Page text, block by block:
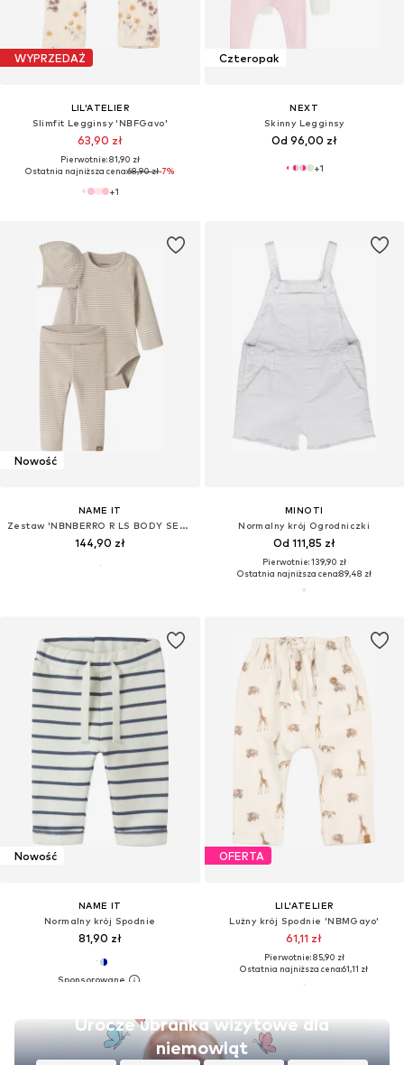
WYPRZEDAŻ
LIL'ATELIER
Slimfit Legginsy 'NBFGavo'
63,90 zł
Pierwotnie: 81,90 zł
Ostatnia najniższa cena:68,90 zł-7%
+1
Czteropak
NEXT
Skinny Legginsy
Od 96,00 zł
+1
Nowość
NAME IT
Zestaw 'NBNBERRO R LS BODY SET WITH HAT'
144,90 zł
MINOTI
Normalny krój Ogrodniczki
Od 111,85 zł
Pierwotnie: 139,90 zł
Ostatnia najniższa cena:89,48 zł
Nowość
NAME IT
Normalny krój Spodnie
81,90 zł
Urocze ubranka wizytowe dla
niemowląt
OFERTA
LIL'ATELIER
Lużny krój Spodnie 'NBMGayo'
61,11 zł
Pierwotnie: 85,90 zł
Ostatnia najniższa cena:61,11 zł